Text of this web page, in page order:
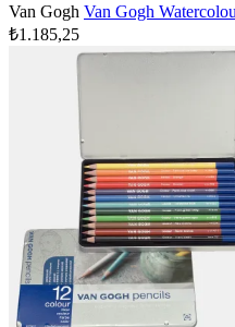
Van Gogh Van Gogh
₺1.185,25